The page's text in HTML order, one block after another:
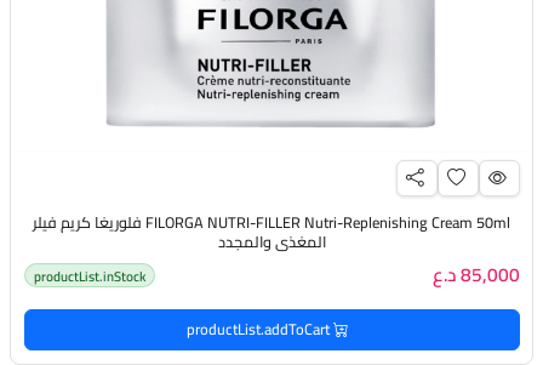
FILORGA NUTRI-FILLER Nutri-Replenishing Cream 50ml فلوريغا كريم فيلر
المغذي والمجدد
85,000 د.ع productList.inStock
productList.addToCart